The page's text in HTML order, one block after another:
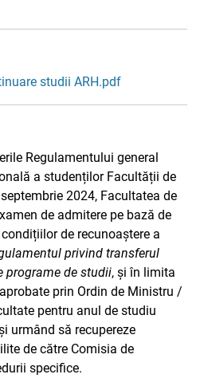
studii ARH.pdf
Regulamentului general
a studenților Facultății de
2024, Facultatea de
de admitere pe bază de
de recunoaștere a
privind transferul
programe de studii, și în limita
prin Ordin de Ministru /
pentru anul de studiu
urmând să recupereze
de către Comisia de
specifice.